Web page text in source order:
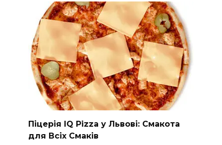
Піцерія IQ Pizza у Львові: Смакота
для Всіх Смаків